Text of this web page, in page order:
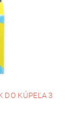
DO KÚPEĽA 3